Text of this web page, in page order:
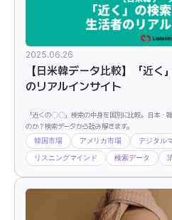
2025.06.26
【日米韓データ比較】「近
のリアルインサイト
「近くの〇〇」検索の中身を国別に比較。日本・
のか？検索データから読み解きます。
韓国市場 アメリカ市場 デジタル
リスニングマインド 検索データ